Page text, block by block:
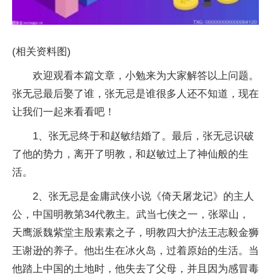
(相关资料图)
欢迎观看本篇文章，小勉来为大家解答以上问题。
张无忌最后娶了谁，张无忌是谁很多人还不知道，现在
让我们一起来看看吧！
1、张无忌终于和赵敏结婚了。最后，张无忌识破
了他的势力，离开了明教，和赵敏过上了神仙般的生
活。
2、张无忌是金庸武侠小说《倚天屠龙记》的主人
公，中国明教第34代教主。武当七侠之一，张翠山，
天鹰派魏紫堂主殷素素之子，明教四大护法王志毅金狮
王谢逊的养子。他出生在冰火岛，过着原始的生活。当
他踏上中国的土地时，他失去了父母，并且因为感冒毒